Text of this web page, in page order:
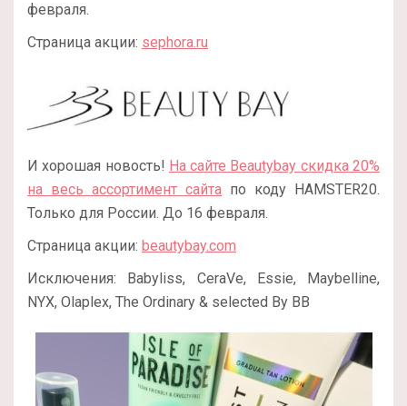
февраля.
Страница акции: sephora.ru
И хорошая новость! На сайте Beautybay скидка 20%
на весь ассортимент сайта по коду HAMSTER20.
Только для России. До 16 февраля.
Страница акции: beautybay.com
Исключения: Babyliss, CeraVe, Essie, Maybelline,
NYX, Olaplex, The Ordinary & selected By BB